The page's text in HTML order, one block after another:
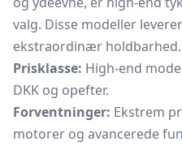
valg. Disse modeller
ekstraordinær holdbarhed.
Prisklasse: High-end
DKK og opefter.
Forventninger: Ekstrem
motorer og avancerede